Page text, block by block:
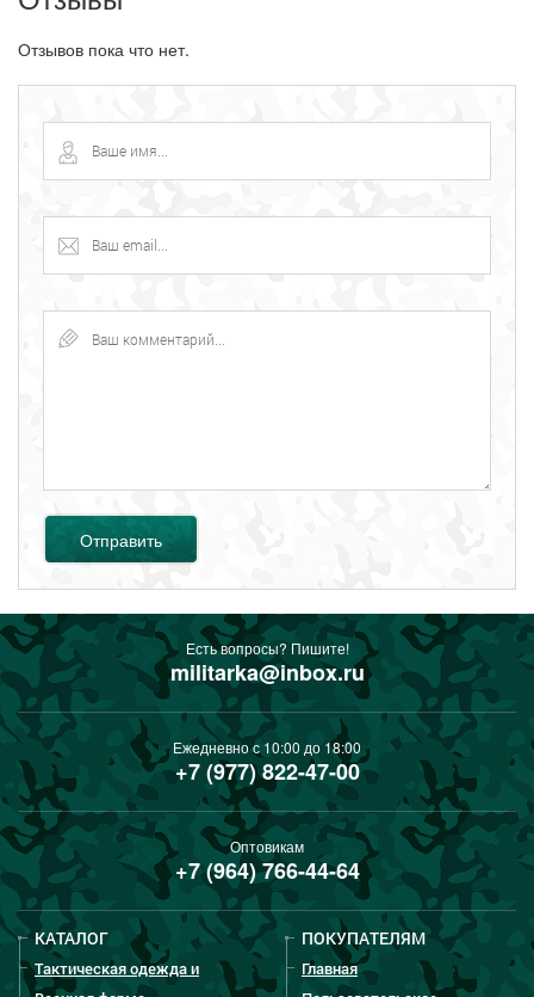
Отзывов пока что нет.
Отправить
Есть вопросы? Пишите!
militarka@inbox.ru
Ежедневно с 10:00 до 18:00
+7 (977) 822-47-00
Оптовикам
+7 (964) 766-44-64
КАТАЛОГ
Тактическая одежда и
ПОКУПАТЕЛЯМ
Главная